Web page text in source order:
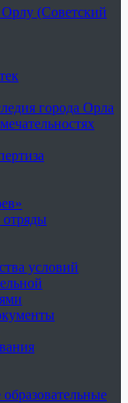
(Советский
города Орла
отряды
условий